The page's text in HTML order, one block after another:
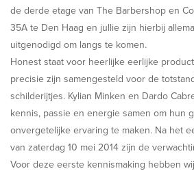
de derde etage van The Barbershop en
35A te Den Haag en jullie zijn hierbij
uitgenodigd om langs te komen.
Honest staat voor heerlijke eerlijke
precisie zijn samengesteld voor de
schilderijtjes. Kylian Minken en Dardo
kennis, passie en energie samen om hun
onvergetelijke ervaring te maken. Na het
van zaterdag 10 mei 2014 zijn de
Voor deze eerste kennismaking hebben